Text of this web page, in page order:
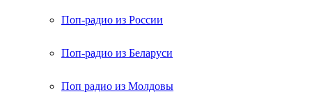
Поп-радио из России
Поп-радио из Беларуси
Поп радио из Молдовы